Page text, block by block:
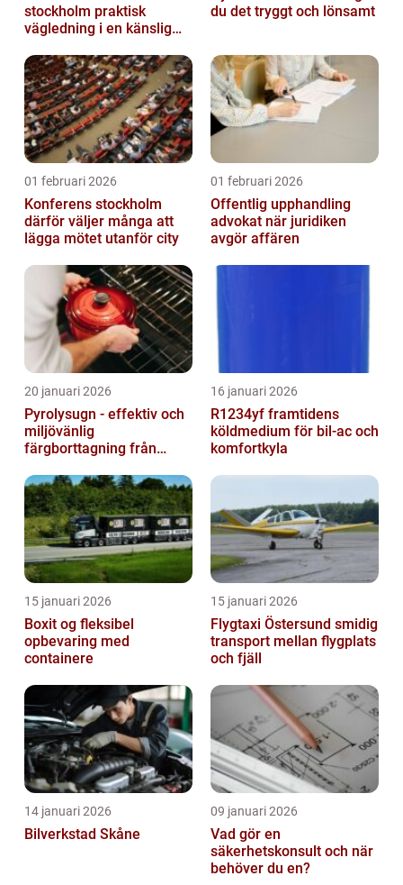
stockholm praktisk
vägledning i en känslig
du det tryggt och lönsamt
01 februari 2026
Konferens stockholm
därför väljer många att
lägga mötet utanför city
01 februari 2026
Offentlig upphandling
advokat när juridiken
avgör affären
20 januari 2026
Pyrolysugn - effektiv och
miljövänlig
färgborttagning från
16 januari 2026
R1234yf framtidens
köldmedium för bil-ac och
komfortkyla
15 januari 2026
Boxit og fleksibel
opbevaring med
containere
15 januari 2026
Flygtaxi Östersund smidig
transport mellan flygplats
och fjäll
14 januari 2026
Bilverkstad Skåne
09 januari 2026
Vad gör en
säkerhetskonsult och när
behöver du en?